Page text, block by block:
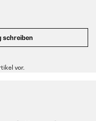
schreiben
vor.